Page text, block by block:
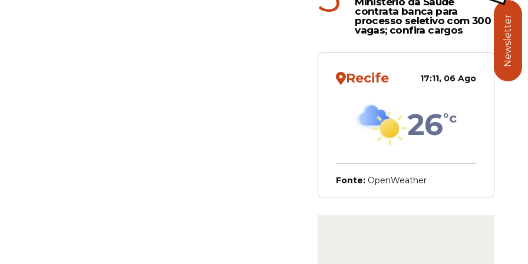
Rurais sem Terra (
contrata banca para
processo seletivo com 300
vagas; confira cargos
Recife 17:11, 06 Ago
26°c
Fonte: OpenWeather
Newsletter